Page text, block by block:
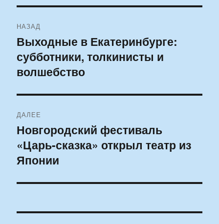
по
записям
НАЗАД
Предыдущая
запись:
Выходные в Екатеринбурге:
субботники, толкинисты и
волшебство
ДАЛЕЕ
Следующая
запись:
Новгородский фестиваль
«Царь-сказка» открыл театр из
Японии